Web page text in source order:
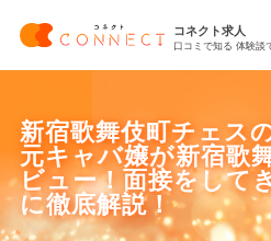
コネクト求人
口コミで知る 体験談
新宿歌舞伎町チェス
元キャバ嬢が新宿歌
ビュー！面接をして
に徹底解説！